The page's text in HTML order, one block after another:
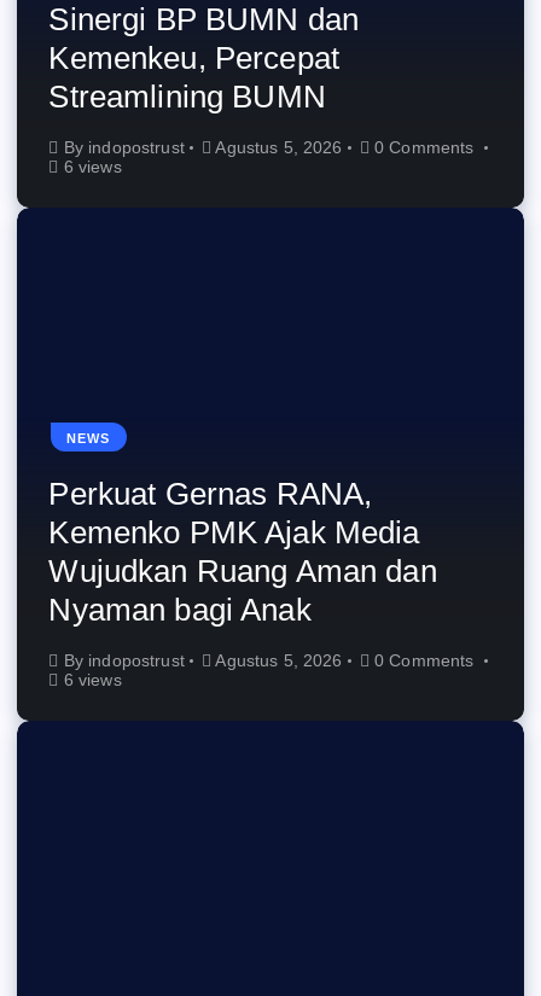
Sinergi BP BUMN dan
Kemenkeu, Percepat
Streamlining BUMN
By indopostrust Agustus 5, 2026
0 Comments
6 views
NEWS
Perkuat Gernas RANA,
Kemenko PMK Ajak Media
Wujudkan Ruang Aman dan
Nyaman bagi Anak
By indopostrust Agustus 5, 2026
0 Comments
6 views